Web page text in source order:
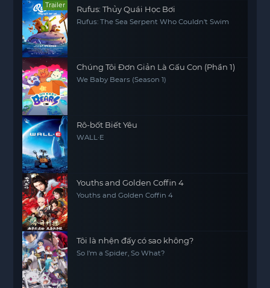
Trailer Rufus: Thủy Quái Học Bơi
Rufus: The Sea Serpent Who Couldn't Swim
Chúng Tôi Đơn Giản Là Gấu Con (Phần 1)
We Baby Bears (Season 1)
Rô-bốt Biết Yêu
WALL·E
Youths and Golden Coffin 4
Youths and Golden Coffin 4
Tôi là nhện đấy có sao không?
So I'm a Spider, So What?